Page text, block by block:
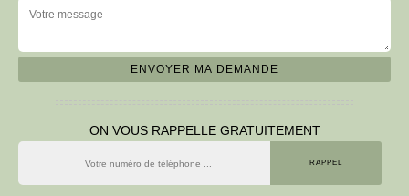
ON VOUS RAPPELLE GRATUITEMENT